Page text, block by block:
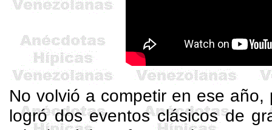
No volvió a competir en ese
logró dos eventos clásicos de